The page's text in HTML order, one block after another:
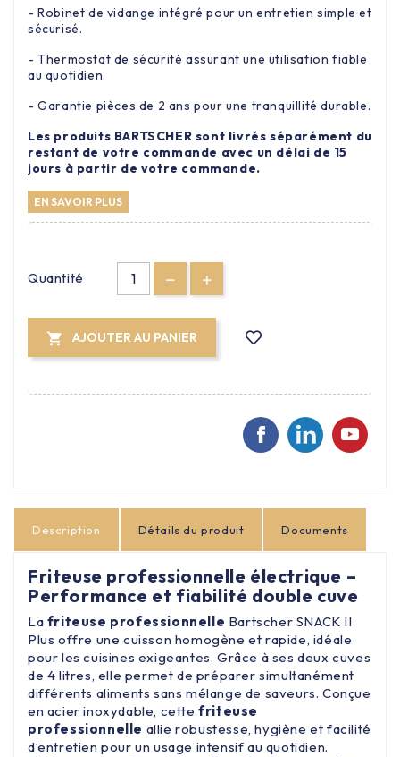
- Robinet de vidange intégré pour un entretien simple et
sécurisé.
- Thermostat de sécurité assurant une utilisation fiable
au quotidien.
- Garantie pièces de 2 ans pour une tranquillité durable.
Les produits BARTSCHER sont livrés séparément du
restant de votre commande avec un délai de 15
jours à partir de votre commande.
EN SAVOIR PLUS
Quantité
 AJOUTER AU PANIER
Description Détails du produit Documents
Friteuse professionnelle électrique –
Performance et fiabilité double cuve
La friteuse professionnelle Bartscher SNACK II
Plus offre une cuisson homogène et rapide, idéale
pour les cuisines exigeantes. Grâce à ses deux cuves
de 4 litres, elle permet de préparer simultanément
différents aliments sans mélange de saveurs. Conçue
en acier inoxydable, cettefriteuse
professionnelle allie robustesse, hygiène et facilité
d’entretien pour un usage intensif au quotidien.